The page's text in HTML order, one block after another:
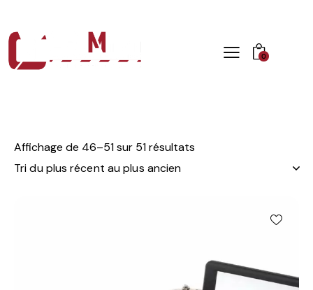
0
Affichage de 46–51 sur 51 résultats